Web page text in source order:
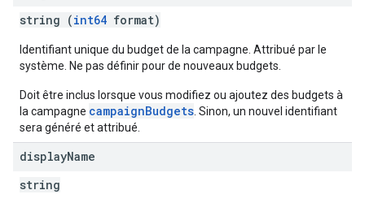
string (int64 format)
Identifiant unique du budget de la campagne. Attribué par le
système. Ne pas définir pour de nouveaux budgets.
Doit être inclus lorsque vous modifiez ou ajoutez des budgets à
la campagne campaignBudgets . Sinon, un nouvel identifiant
sera généré et attribué.
displayName
string